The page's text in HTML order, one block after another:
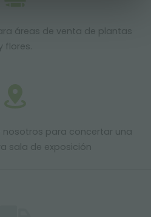
áreas de venta de plantas
flores.
para concertar una
sala de exposición